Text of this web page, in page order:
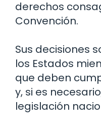
derechos
Convención.
Sus decisiones
los Estados
que deben
y, si es
legislación